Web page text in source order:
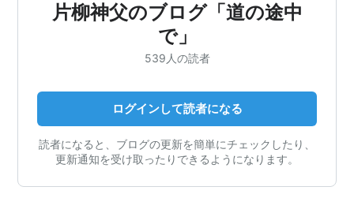
片柳神父のブログ「道の途中
で」
539人の読者
ログインして読者になる
読者になると、ブログの更新を簡単にチェックしたり、
更新通知を受け取ったりできるようになります。